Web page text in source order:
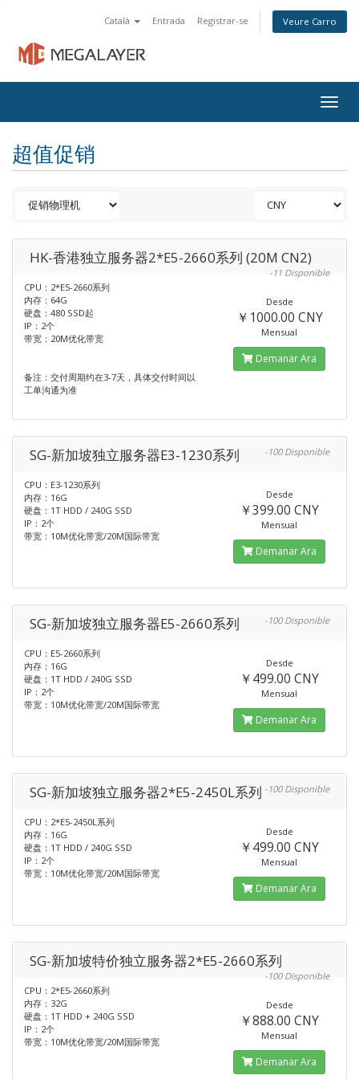
Català Entrada Registrar-se Veure Carro
超值促销
HK-香港独立服务器2*E5-2660系列 (20M CN2)
-11 Disponible
CPU：2*E5-2660系列
内存：64G
硬盘：480 SSD起
IP：2个
带宽：20M优化带宽
备注：交付周期约在3-7天，具体交付时间以
工单沟通为准
Desde
￥1000.00 CNY
Mensual
Demanar Ara
SG-新加坡独立服务器E3-1230系列 -100 Disponible
CPU：E3-1230系列
内存：16G
硬盘：1T HDD / 240G SSD
IP：2个
带宽：10M优化带宽/20M国际带宽
Desde
￥399.00 CNY
Mensual
Demanar Ara
SG-新加坡独立服务器E5-2660系列 -100 Disponible
CPU：E5-2660系列
内存：16G
硬盘：1T HDD / 240G SSD
IP：2个
带宽：10M优化带宽/20M国际带宽
Desde
￥499.00 CNY
Mensual
Demanar Ara
SG-新加坡独立服务器2*E5-2450L系列 -100 Disponible
CPU：2*E5-2450L系列
内存：16G
硬盘：1T HDD / 240G SSD
IP：2个
带宽：10M优化带宽/20M国际带宽
Desde
￥499.00 CNY
Mensual
Demanar Ara
SG-新加坡特价独立服务器2*E5-2660系列
-100 Disponible
CPU：2*E5-2660系列
内存：32G
硬盘：1T HDD + 240G SSD
IP：2个
带宽：10M优化带宽/20M国际带宽
Desde
￥888.00 CNY
Mensual
Demanar Ara